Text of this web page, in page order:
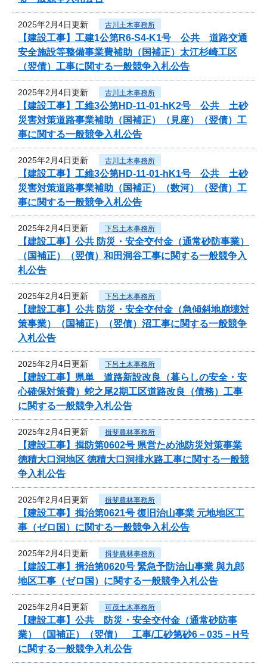
2025年2月4日更新 古川土木事務所
【建設工事】工建1公第R6-S4-K1号 公共 道路交通
安全施設等整備事業費補助（国補正）太江杉崎工区
（翌債）工事に関する一般競争入札公告
2025年2月4日更新 古川土木事務所
【建設工事】工維3公第HD-11-01-hK2号 公共 土砂
災害対策道路事業補助（国補正）（見座）（翌債）工
事に関する一般競争入札公告
2025年2月4日更新 古川土木事務所
【建設工事】工維3公第HD-11-01-hK1号 公共 土砂
災害対策道路事業補助（国補正）（数河）（翌債）工
事に関する一般競争入札公告
2025年2月4日更新 下呂土木事務所
【建設工事】公共 防災・安全交付金（通常砂防事業）
（国補正）（翌債）和田洞谷工事に関する一般競争入
札公告
2025年2月4日更新 下呂土木事務所
【建設工事】公共 防災・安全交付金（急傾斜地崩壊対
策事業）（国補正）（翌債）沼工事に関する一般競争
入札公告
2025年2月4日更新 下呂土木事務所
【建設工事】県単 道路新設改良（暮らしの安全・安
心確保対策費）蛇之尾2期工区道路改良（債務）工事
に関する一般競争入札公告
2025年2月4日更新 揖斐農林事務所
【建設工事】揖防第0602号 県営ため池防災対策事業
徳積大口洞地区 徳積大口洞排水路工事に関する一般競
争入札公告
2025年2月4日更新 揖斐農林事務所
【建設工事】揖治第0621号 復旧治山事業 元地地区工
事（ゼロ国）に関する一般競争入札公告
2025年2月4日更新 揖斐農林事務所
【建設工事】揖治第0620号 緊急予防治山事業 與九郎
地区工事（ゼロ国）に関する一般競争入札公告
2025年2月4日更新 可茂土木事務所
【建設工事】公共 防災・安全交付金（通常砂防事
業）（国補正）（翌債） 工事/工砂第砂6－035－H号
に関する一般競争入札公告